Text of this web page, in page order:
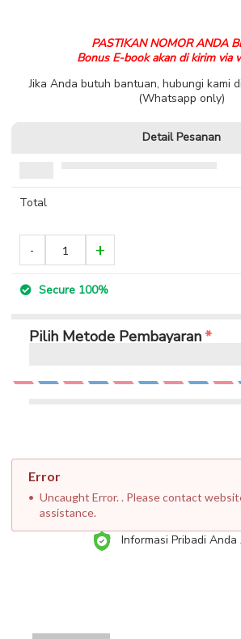
PASTIKAN NOMOR ANDA
Bonus E-book akan di kirim via
Jika Anda butuh bantuan, hubungi kami
(Whatsapp only)
Detail Pesanan
Total
Secure 100%
Pilih Metode Pembayaran
Error
Uncaught Error. . Please contact
assistance.
Informasi Pribadi Anda